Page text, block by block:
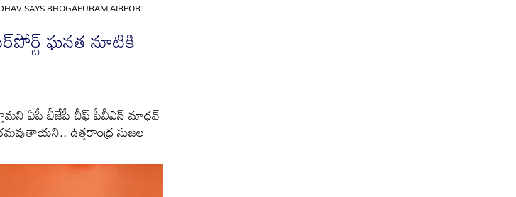
SAYS BHOGAPURAM AIRPORT
ఘనత నూటికి
ఏపీ బీజేపీ చీఫ్ పీవీఎన్ మాధవ్
ఉత్తరాంధ్ర సుజల